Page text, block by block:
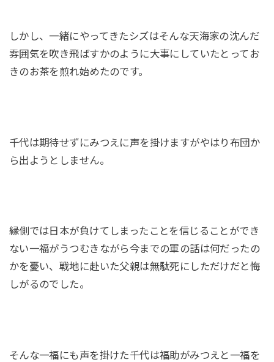
しかし、一緒にやってきたシズはそんな天海家の沈んだ
雰囲気を吹き飛ばすかのように大事にしていたとってお
きのお茶を煎れ始めたのです。
千代は期待せずにみつえに声を掛けますがやはり布団か
ら出ようとしません。
縁側では日本が負けてしまったことを信じることができ
ない一福がうつむきながら今までの軍の話は何だったの
かを憂い、戦地に赴いた父親は無駄死にしただけだと悔
しがるのでした。
そんな一福にも声を掛けた千代は福助がみつえと一福を